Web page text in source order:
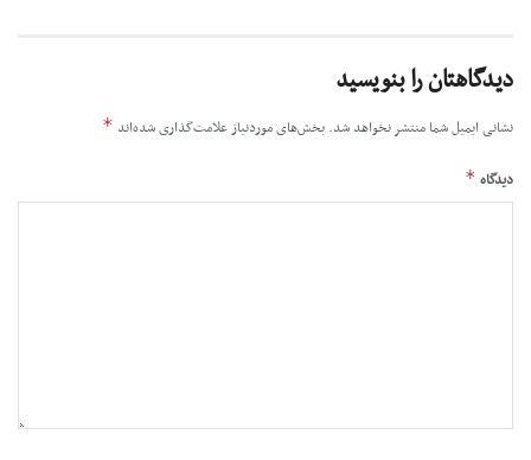
دیدگاهتان را بنویسید
نشانی ایمیل شما منتشر نخواهد شد. بخش‌های موردنیاز علامت‌گذاری شده‌اند *
دیدگاه *